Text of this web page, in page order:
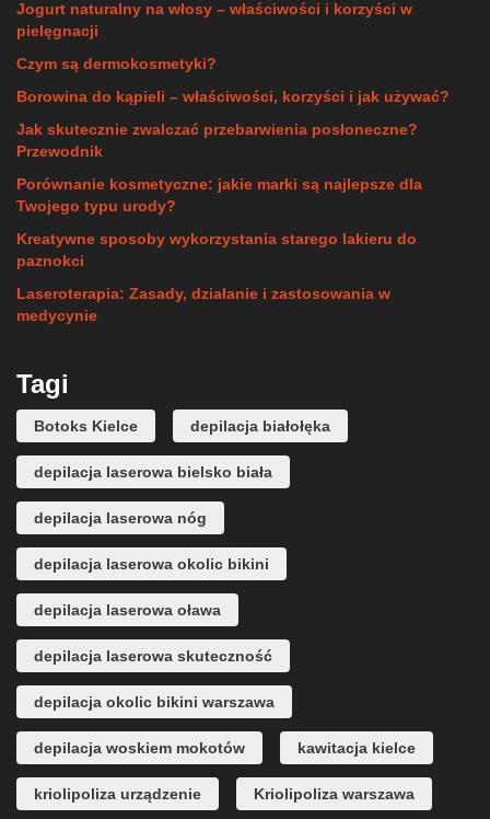
Jogurt naturalny na włosy – właściwości i korzyści w
pielęgnacji
Czym są dermokosmetyki?
Borowina do kąpieli – właściwości, korzyści i jak używać?
Jak skutecznie zwalczać przebarwienia posłoneczne?
Przewodnik
Porównanie kosmetyczne: jakie marki są najlepsze dla
Twojego typu urody?
Kreatywne sposoby wykorzystania starego lakieru do
paznokci
Laseroterapia: Zasady, działanie i zastosowania w
medycynie
Tagi
Botoks Kielce depilacja białołęka
depilacja laserowa bielsko biała
depilacja laserowa nóg
depilacja laserowa okolic bikini
depilacja laserowa oława
depilacja laserowa skuteczność
depilacja okolic bikini warszawa
depilacja woskiem mokotów kawitacja kielce
kriolipoliza urządzenie Kriolipoliza warszawa